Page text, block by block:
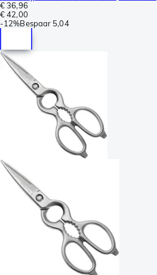
€ 36,96
€ 42,00
-12%Bespaar 5,04